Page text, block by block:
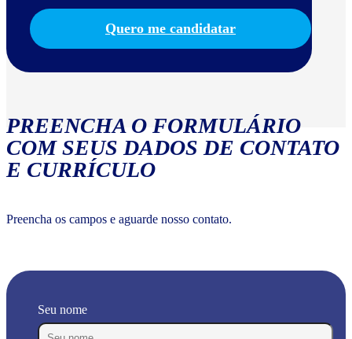
Quero me candidatar
PREENCHA O FORMULÁRIO
COM SEUS DADOS DE CONTATO
E CURRÍCULO
Preencha os campos e aguarde nosso contato.
Seu nome